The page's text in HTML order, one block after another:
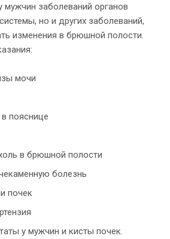
мужчин заболеваний органов
но и других заболеваний,
изменения в брюшной полости.
мочи
пояснице
в брюшной полости
болезнь
почек
у мужчин и кисты почек.